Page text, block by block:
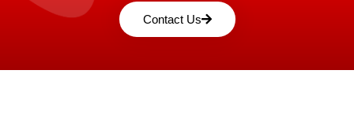
Contact Us